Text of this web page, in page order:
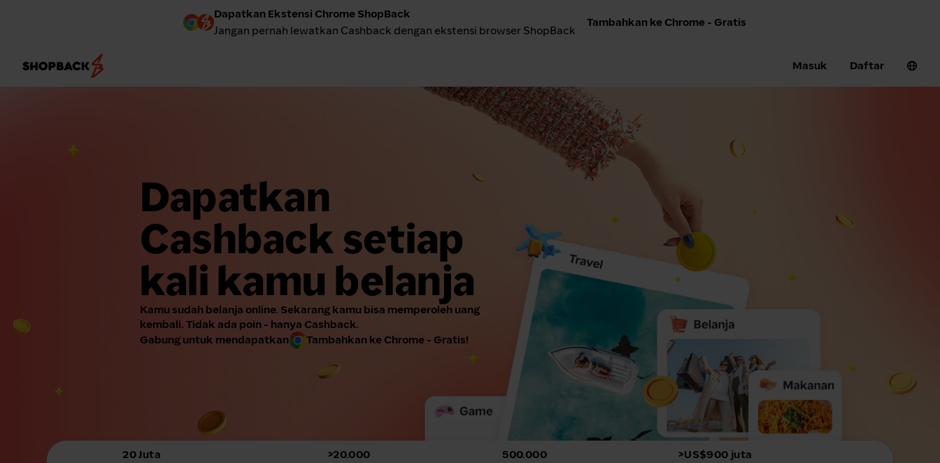
Dapatkan Ekstensi Chrome ShopBack
Jangan pernah lewatkan Cashback dengan ekstensi browser ShopBack
Tambahkan ke Chrome - Gratis
Masuk Daftar
Dapatkan
Cashback setiap
kali kamu belanja
Kamu sudah belanja online. Sekarang kamu bisa memperoleh uang
kembali. Tidak ada poin - hanya Cashback.
Gabung untuk mendapatkan
Tambahkan ke Chrome - Gratis!
20 Juta
>20.000
500.000
>US$900 juta